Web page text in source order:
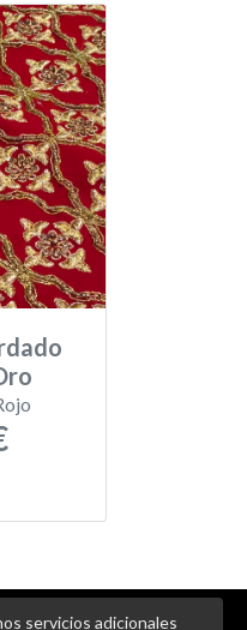
servicios adicionales